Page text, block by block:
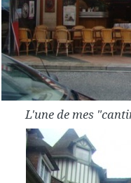
L'une de mes